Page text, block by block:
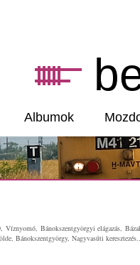
Albumok
Bánokszentgyörgyi elágazás,
Bánokszentgyörgy, Nagyvasúti